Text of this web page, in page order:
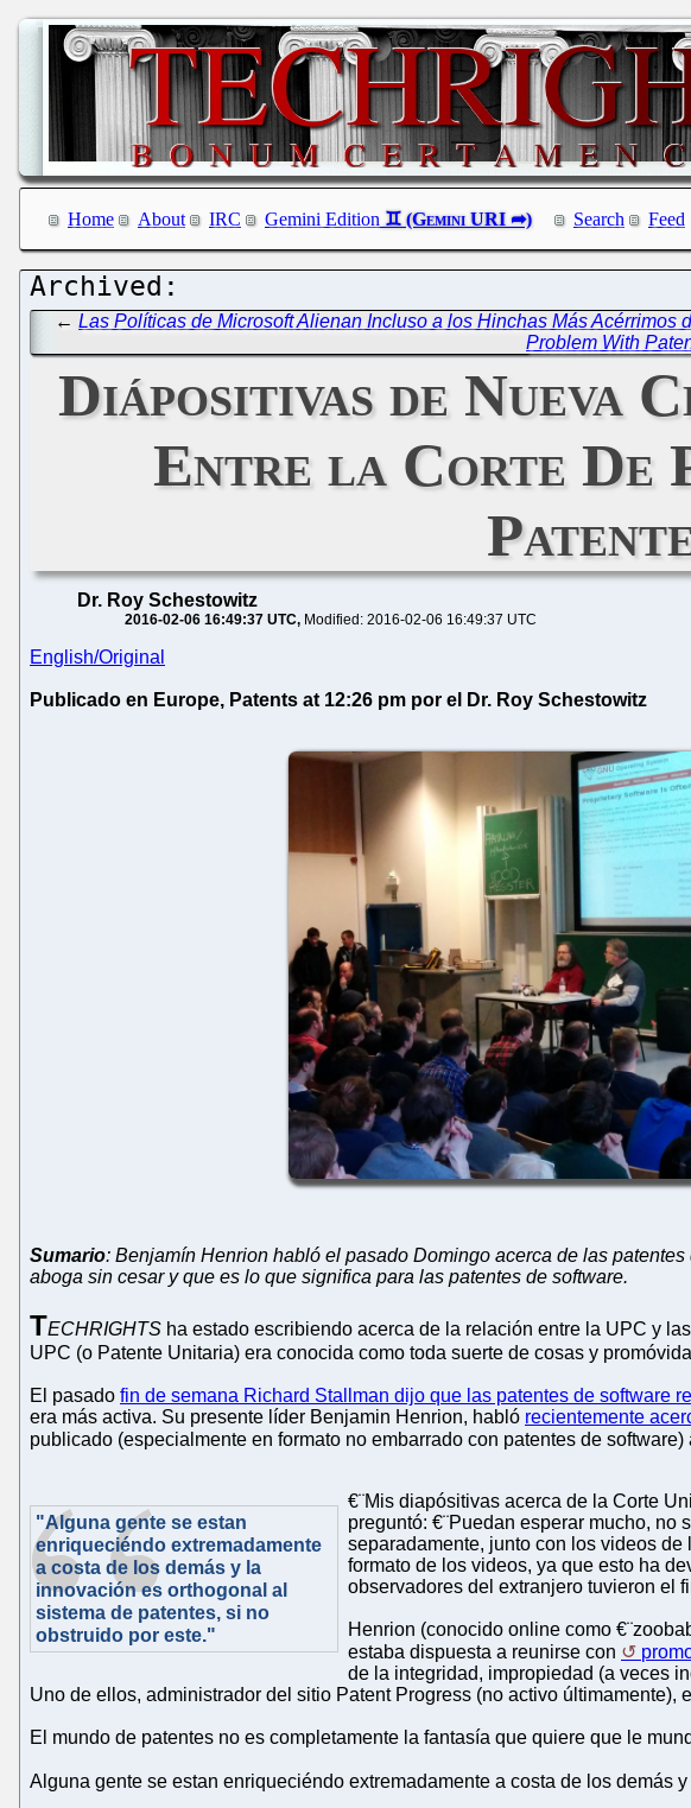
Home About IRC Gemini Edition Search Feed
←Las Políticas de Microsoft Alienan Incluso a los Hinchas Más Acérrimos
Problem With
Diápositivas de Nueva
Entre la Corte De
Dr. Roy Schestowitz
2016-02-06 16:49:37 UTC Modified: 2016-02-06 16:49:37 UTC
English/Original
Publicado en Europe, Patents at 12:26 pm por el Dr. Roy Schestowitz
Sumario: Benjamín Henrion habló el pasado Domingo acerca de las
aboga sin cesar y que es lo que significa para las patentes de software.
TECHRIGHTS ha estado escribiendo acerca de la relación entre la UPC y
UPC (o Patente Unitaria) era conocida como toda suerte de cosas y
El pasado fin de semana Richard Stallman dijo que las patentes de software
era más activa. Su presente líder Benjamin Henrion, habló recientemente
publicado (especialmente en formato no embarrado con patentes de
"Alguna gente se estan
enriqueciéndo extremadamente
a costa de los demás y la
innovación es orthogonal al
sistema de patentes, si no
obstruido por este."
€¨Mis diapósitivas acerca de la Corte
preguntó: €¨Puedan esperar mucho,
separadamente, junto con los videos
formato de los videos, ya que esto ha
observadores del extranjero tuvieron el
Henrion (conocido online como
estaba dispuesta a reunirse con
de la integridad, impropiedad (a veces
Uno de ellos, administrador del sitio Patent Progress (no activo
El mundo de patentes no es completamente la fantasía que quiere que le
Alguna gente se estan enriqueciéndo extremadamente a costa de los demás